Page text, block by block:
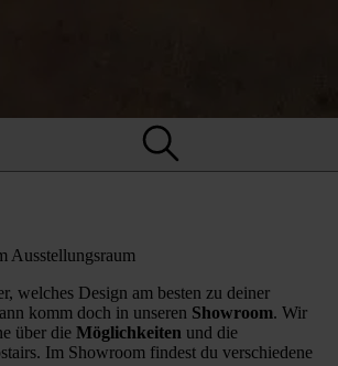
Ausstellungsraum
welches Design am besten zu deiner
komm doch in unseren Showroom. Wir
über die Möglichkeiten und die
Im Showroom findest du verschiedene